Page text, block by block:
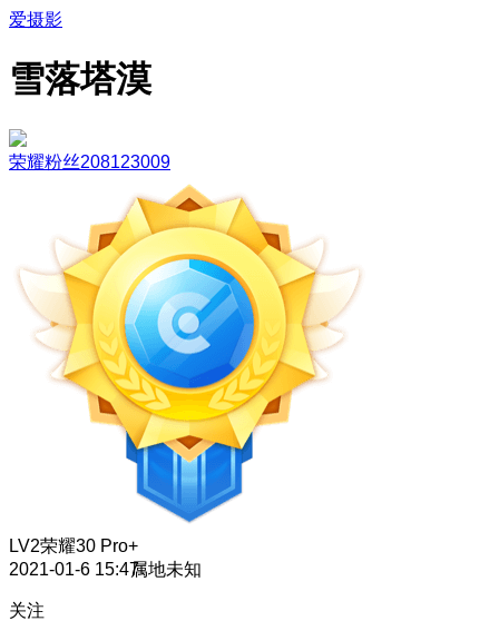
爱摄影
雪落塔漠
荣耀粉丝208123009
LV2荣耀30 Pro+
2021-01-6 15:47属地未知
关注